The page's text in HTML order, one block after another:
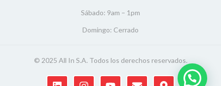
Sábado: 9am – 1pm
Domingo: Cerrado
© 2025 All In S.A. Todos los derechos reservados.